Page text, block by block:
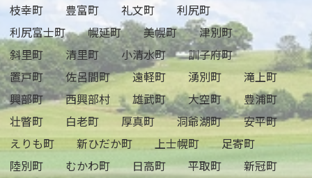
枝幸町
豊富町 礼文町
利尻町
利尻富士町
幌延町 美幌町
津別町
斜里町
清里町 小清水町
訓子府町
置戸町
佐呂間町 遠軽町 湧別町
滝上町
興部町
西興部村 雄武町 大空町
豊浦町
壮瞥町
白老町 厚真町 洞爺湖町
安平町
えりも町
新ひだか町 上士幌町
足寄町
陸別町
むかわ町 日高町 平取町
新冠町